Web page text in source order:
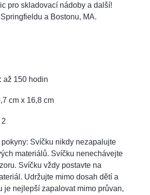
pro skladovací nádoby a další!
a Bostonu, MA.
až 150 hodin
cm x 16,8 cm
Svíčku nikdy nezapalujte
materiálů. Svíčku nenechávejte
Svíčku vždy postavte na
Udržujte mimo dosah dětí a
je nejlepší zapalovat mimo průvan,